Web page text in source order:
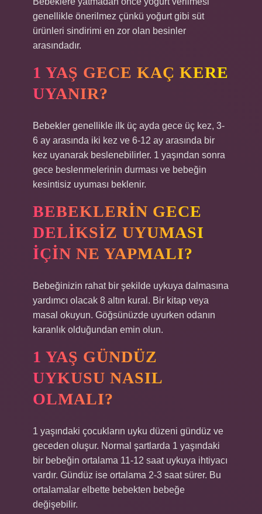
genellikle önerilmez çünkü yoğurt gibi süt
ürünleri sindirimi en zor olan besinler
arasındadır.
1 YAŞ GECE KAÇ KERE
UYANIR?
Bebekler genellikle ilk üç ayda gece üç kez, 3-
6 ay arasında iki kez ve 6-12 ay arasında bir
kez uyanarak beslenebilirler. 1 yaşından sonra
gece beslenmelerinin durması ve bebeğin
kesintisiz uyuması beklenir.
BEBEKLERIN GECE
DELIKSIZ UYUMASI
IÇIN NE YAPMALI?
Bebeğinizin rahat bir şekilde uykuya dalmasına
yardımcı olacak 8 altın kural. Bir kitap veya
masal okuyun. Göğsünüzde uyurken odanın
karanlık olduğundan emin olun.
1 YAŞ GÜNDÜZ
UYKUSU NASIL
OLMALI?
1 yaşındaki çocukların uyku düzeni gündüz ve
geceden oluşur. Normal şartlarda 1 yaşındaki
bir bebeğin ortalama 11-12 saat uykuya ihtiyacı
vardır. Gündüz ise ortalama 2-3 saat sürer. Bu
ortalamalar elbette bebekten bebeğe
değişebilir.